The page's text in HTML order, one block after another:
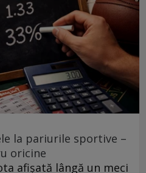
la pariurile sportive –
oricine
afișată lângă un meci